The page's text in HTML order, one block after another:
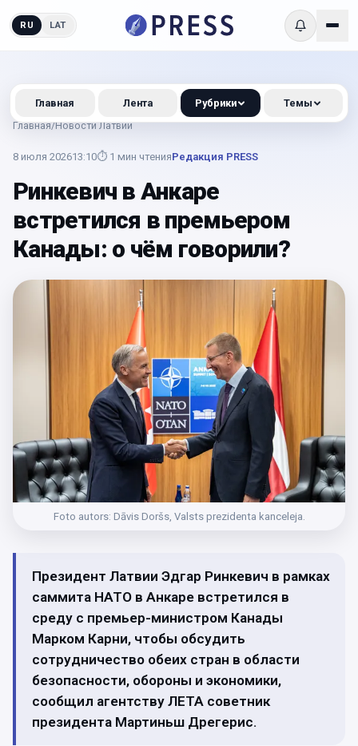
RU LAT
Главная/Новости Латвии
8 июля 202613:10⏱ 1 мин чтенияРедакция PRESS
Ринкевич в Анкаре
встретился в премьером
Канады: о чём говорили?
Foto autors: Dāvis Doršs, Valsts prezidenta kanceleja.
Президент Латвии Эдгар Ринкевич в рамках
саммита НАТО в Анкаре встретился в
среду с премьер-министром Канады
Марком Карни, чтобы обсудить
сотрудничество обеих стран в области
безопасности, обороны и экономики,
сообщил агентству ЛЕТА советник
президента Мартиньш Дрегерис.
Главная Лента Рубрики Темы